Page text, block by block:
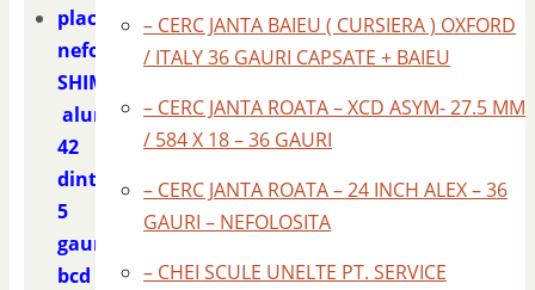
placa
nefolosita
SHIMANO
aluminiu
42
dinti
5
gauri
bcd
– CERC JANTA BAIEU ( CURSIERA ) OXFORD
/ ITALY 36 GAURI CAPSATE + BAIEU
– CERC JANTA ROATA – XCD ASYM- 27.5 MM
/ 584 X 18 – 36 GAURI
– CERC JANTA ROATA – 24 INCH ALEX – 36
GAURI – NEFOLOSITA
– CHEI SCULE UNELTE PT. SERVICE